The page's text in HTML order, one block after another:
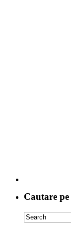
Cautare